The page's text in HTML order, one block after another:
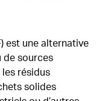
est une alternative
de sources
résidus
solides